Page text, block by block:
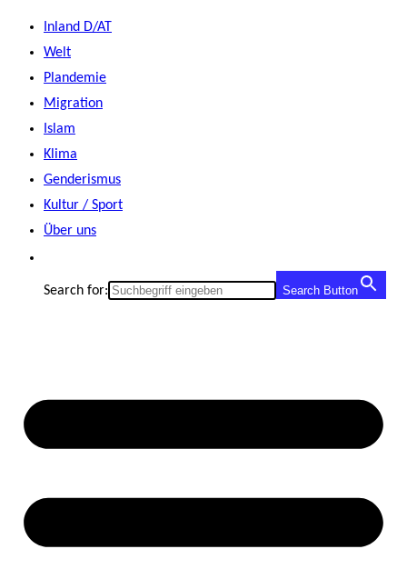
Zum
Inhalt
springen
Inland D/AT
Welt
Plandemie
Migration
Islam
Klima
Genderismus
Kultur / Sport
Über uns
Search for: Search Button